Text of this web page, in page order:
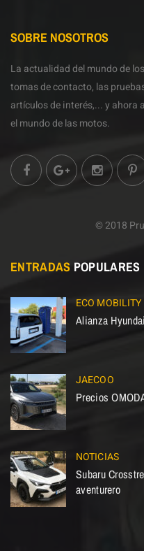
SOBRE NOSOTROS
La actualidad del mundo de
tomas de contacto, las
artículos de interés,... y ahora
el mundo de las motos.
© 2018
ENTRADAS POPULARES
ECO MOBILITY
Alianza
JAECOO
Precios
NOTICIAS
Subaru
aventurero